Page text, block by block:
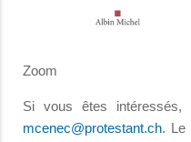
Zoom
Si vous êtes
. Le